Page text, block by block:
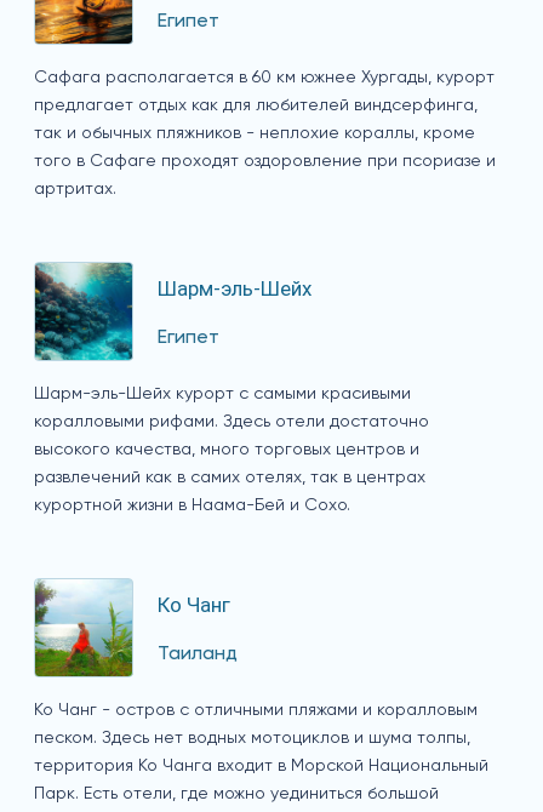
Египет
Сафага располагается в 60 км южнее Хургады, курорт
предлагает отдых как для любителей виндсерфинга,
так и обычных пляжников - неплохие кораллы, кроме
того в Сафаге проходят оздоровление при псориазе и
артритах.
Шарм-эль-Шейх
Египет
Шарм-эль-Шейх курорт с самыми красивыми
коралловыми рифами. Здесь отели достаточно
высокого качества, много торговых центров и
развлечений как в самих отелях, так в центрах
курортной жизни в Наама-Бей и Сохо.
Ко Чанг
Таиланд
Ко Чанг - остров с отличными пляжами и коралловым
песком. Здесь нет водных мотоциклов и шума толпы,
территория Ко Чанга входит в Морской Национальный
Парк. Есть отели, где можно уединиться большой